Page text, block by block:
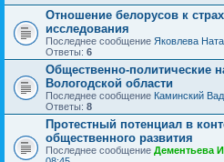
Отношение белорусов к
исследования
Последнее сообщение Яковлева
Ответы: 6
Общественно-политические
Вологодской области
Последнее сообщение Каминский
Ответы: 8
Протестный потенциал в
общественного развития
Последнее сообщение Дементьева